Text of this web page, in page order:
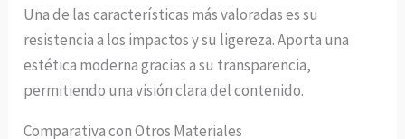
Una de las características más valoradas es su
resistencia a los impactos y su ligereza. Aporta una
estética moderna gracias a su transparencia,
permitiendo una visión clara del contenido.
Comparativa con Otros Materiales